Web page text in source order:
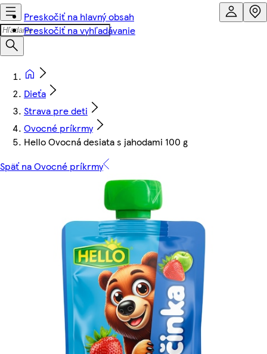
Preskočiť na hlavný obsah
Preskočiť na vyhľadávanie
Dieťa
Strava pre deti
Ovocné príkrmy
Hello Ovocná desiata s jahodami 100 g
Späť na Ovocné príkrmy